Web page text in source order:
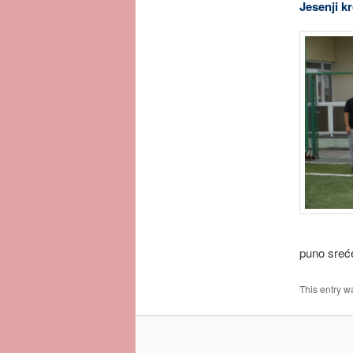
Jesenji
puno
This entry